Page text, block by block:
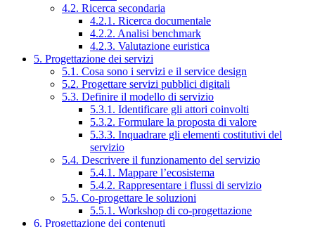
4.2. Ricerca secondaria
4.2.1. Ricerca documentale
4.2.2. Analisi benchmark
4.2.3. Valutazione euristica
5. Progettazione dei servizi
5.1. Cosa sono i servizi e il service design
5.2. Progettare servizi pubblici digitali
5.3. Definire il modello di servizio
5.3.1. Identificare gli attori coinvolti
5.3.2. Formulare la proposta di valore
5.3.3. Inquadrare gli elementi costitutivi del
servizio
5.4. Descrivere il funzionamento del servizio
5.4.1. Mappare l’ecosistema
5.4.2. Rappresentare i flussi di servizio
5.5. Co-progettare le soluzioni
5.5.1. Workshop di co-progettazione
6. Progettazione dei contenuti